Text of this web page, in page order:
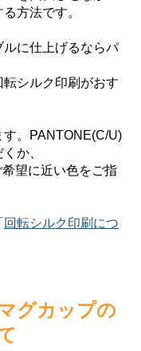
方法です。
に仕上げるならパ
シルク印刷がおす
。PANTONE(C/U)
か、
希望に近い色をご指
回転シルク印刷につ
グカップの